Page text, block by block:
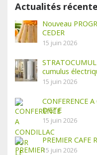
Actualités
Nouveau
CEDER
15 juin 2026
cumulus
15 juin 2026
CONFERENCE
D’ETE
15 juin 2026
PREMIER CAFE
15 juin 2026